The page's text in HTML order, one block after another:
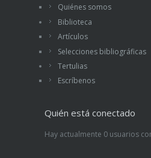
Quiénes somos
Biblioteca
Artículos
Selecciones bibliográficas
Tertulias
Escríbenos
Quién está conectado
Hay actualmente 0 usuarios